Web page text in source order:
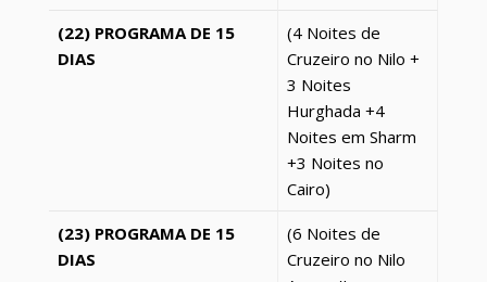
(22) PROGRAMA DE 15
DIAS
(4 Noites de
Cruzeiro no Nilo +
3 Noites
Hurghada +4
Noites em Sharm
+3 Noites no
Cairo)
(23) PROGRAMA DE 15
DIAS
(6 Noites de
Cruzeiro no Nilo